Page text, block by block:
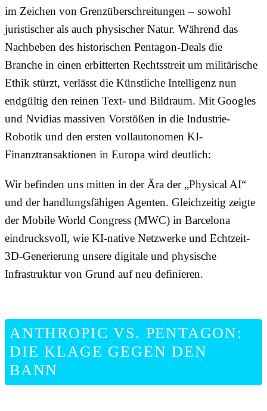
im Zeichen von Grenzüberschreitungen – sowohl
juristischer als auch physischer Natur. Während das
Nachbeben des historischen Pentagon-Deals die
Branche in einen erbitterten Rechtsstreit um militärische
Ethik stürzt, verlässt die Künstliche Intelligenz nun
endgültig den reinen Text- und Bildraum. Mit Googles
und Nvidias massiven Vorstößen in die Industrie-
Robotik und den ersten vollautonomen KI-
Finanztransaktionen in Europa wird deutlich:
Wir befinden uns mitten in der Ära der „Physical AI“
und der handlungsfähigen Agenten. Gleichzeitig zeigte
der Mobile World Congress (MWC) in Barcelona
eindrucksvoll, wie KI-native Netzwerke und Echtzeit-
3D-Generierung unsere digitale und physische
Infrastruktur von Grund auf neu definieren.
ANTHROPIC VS. PENTAGON:
DIE KLAGE GEGEN DEN
BANN